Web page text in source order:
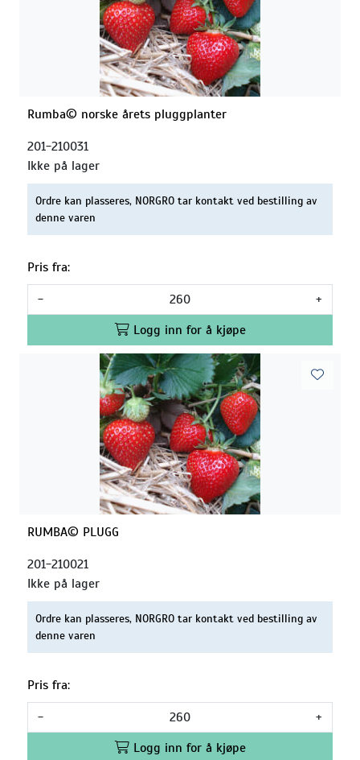
Rumba© norske årets pluggplanter
201-210031
Ikke på lager
Ordre kan plasseres, NORGRO tar kontakt ved bestilling av
denne varen
Pris fra:
-
+
Logg inn for å kjøpe
RUMBA© PLUGG
201-210021
Ikke på lager
Ordre kan plasseres, NORGRO tar kontakt ved bestilling av
denne varen
Pris fra:
-
+
Logg inn for å kjøpe